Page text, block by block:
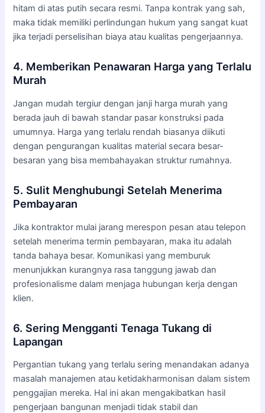
hitam di atas putih secara resmi. Tanpa kontrak yang sah,
maka tidak memiliki perlindungan hukum yang sangat kuat
jika terjadi perselisihan biaya atau kualitas pengerjaannya.
4. Memberikan Penawaran Harga yang Terlalu
Murah
Jangan mudah tergiur dengan janji harga murah yang
berada jauh di bawah standar pasar konstruksi pada
umumnya. Harga yang terlalu rendah biasanya diikuti
dengan pengurangan kualitas material secara besar-
besaran yang bisa membahayakan struktur rumahnya.
5. Sulit Menghubungi Setelah Menerima
Pembayaran
Jika kontraktor mulai jarang merespon pesan atau telepon
setelah menerima termin pembayaran, maka itu adalah
tanda bahaya besar. Komunikasi yang memburuk
menunjukkan kurangnya rasa tanggung jawab dan
profesionalisme dalam menjaga hubungan kerja dengan
klien.
6. Sering Mengganti Tenaga Tukang di
Lapangan
Pergantian tukang yang terlalu sering menandakan adanya
masalah manajemen atau ketidakharmonisan dalam sistem
penggajian mereka. Hal ini akan mengakibatkan hasil
pengerjaan bangunan menjadi tidak stabil dan